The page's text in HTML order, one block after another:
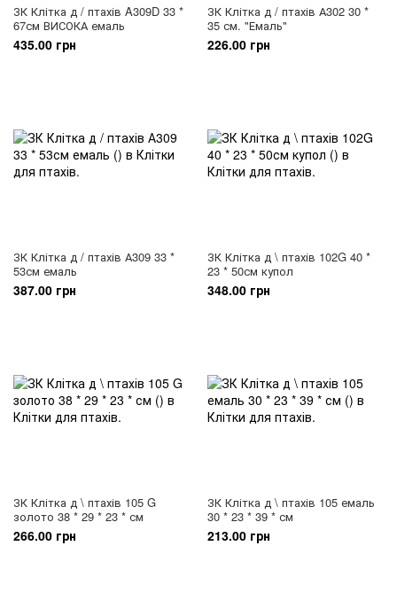
ЗК Клітка д / птахів A309D 33 *
67см ВИСОКА емаль
435.00 грн
ЗК Клітка д / птахів А302 30 *
35 см. "Емаль"
226.00 грн
ЗК Клітка д / птахів А309 33 *
53см емаль
387.00 грн
ЗК Клітка д \ птахів 102G 40 *
23 * 50см купол
348.00 грн
ЗК Клітка д \ птахів 105 G
золото 38 * 29 * 23 * см
266.00 грн
ЗК Клітка д \ птахів 105 емаль
30 * 23 * 39 * см
213.00 грн